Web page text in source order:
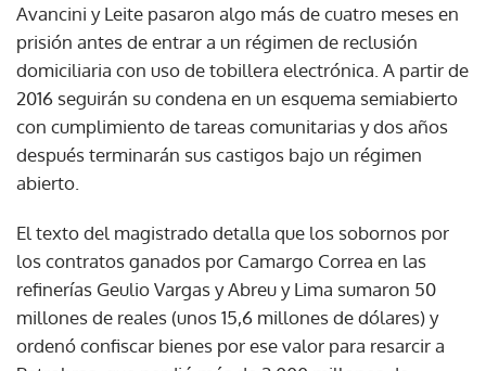
Avancini y Leite pasaron algo más de cuatro meses en
prisión antes de entrar a un régimen de reclusión
domiciliaria con uso de tobillera electrónica. A partir de
2016 seguirán su condena en un esquema semiabierto
con cumplimiento de tareas comunitarias y dos años
después terminarán sus castigos bajo un régimen
abierto.
El texto del magistrado detalla que los sobornos por
los contratos ganados por Camargo Correa en las
refinerías Geulio Vargas y Abreu y Lima sumaron 50
millones de reales (unos 15,6 millones de dólares) y
ordenó confiscar bienes por ese valor para resarcir a